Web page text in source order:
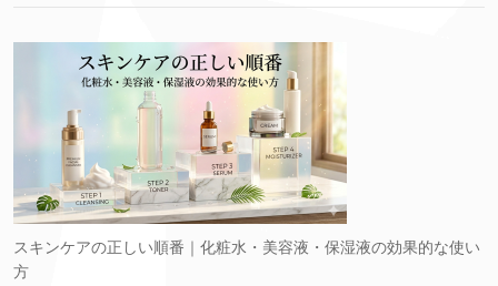
スキンケアの正しい順番｜化粧水・美容液・保湿液の効果的な使い
方